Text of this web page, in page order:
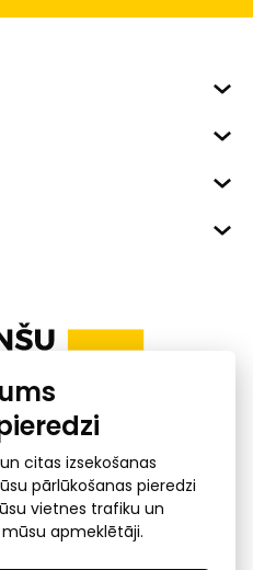
citas izsekošanas
pārlūkošanas pieredzi
vietnes trafiku un
apmeklētāji.